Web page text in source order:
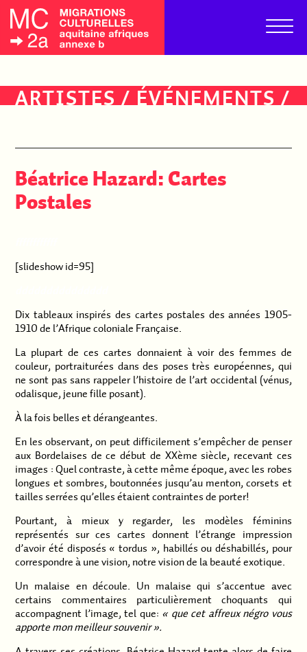
ARTISTES/ÉVÉNEMENTS/
Béatrice Hazard: Cartes
Postales
[slideshow id=95]
Dix tableaux inspirés des cartes postales des années 1905-
1910 de l’Afrique coloniale Française.
La plupart de ces cartes donnaient à voir des femmes de
couleur, portraiturées dans des poses très européennes, qui
ne sont pas sans rappeler l’histoire de l’art occidental (vénus,
odalisque, jeune fille posant).
À la fois belles et dérangeantes.
En les observant, on peut difficilement s’empêcher de penser
aux Bordelaises de ce début de XXème siècle, recevant ces
images : Quel contraste, à cette même époque, avec les robes
longues et sombres, boutonnées jusqu’au menton, corsets et
tailles serrées qu’elles étaient contraintes de porter!
Pourtant, à mieux y regarder, les modèles féminins
représentés sur ces cartes donnent l’étrange impression
d’avoir été disposés « tordus », habillés ou déshabillés, pour
correspondre à une vision, notre vision de la beauté exotique.
Un malaise en découle. Un malaise qui s’accentue avec
certains commentaires particulièrement choquants qui
accompagnent l’image, tel que: « que cet affreux négro vous
apporte mon meilleur souvenir ».